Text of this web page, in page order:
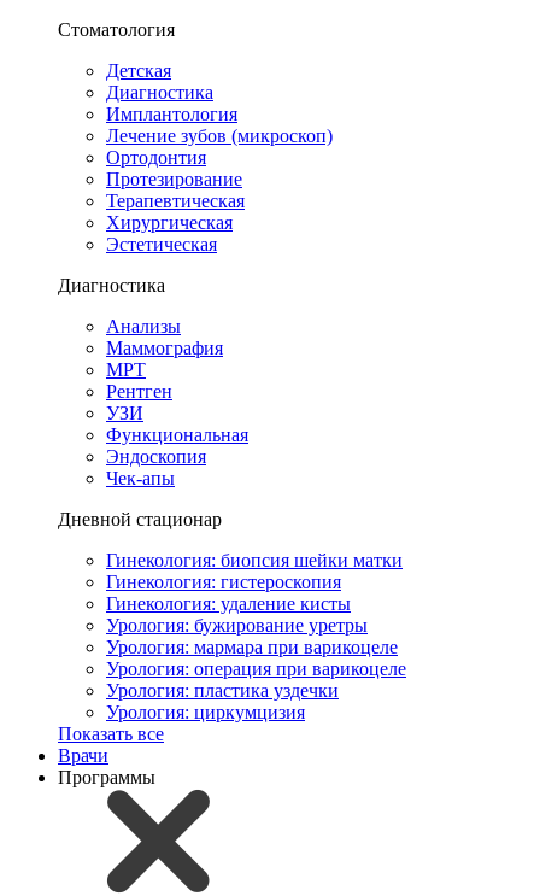
Стоматология
Детская
Диагностика
Имплантология
Лечение зубов (микроскоп)
Ортодонтия
Протезирование
Терапевтическая
Хирургическая
Эстетическая
Диагностика
Анализы
Маммография
МРТ
Рентген
УЗИ
Функциональная
Эндоскопия
Чек-апы
Дневной стационар
Гинекология: биопсия шейки матки
Гинекология: гистероскопия
Гинекология: удаление кисты
Урология: бужирование уретры
Урология: мармара при варикоцеле
Урология: операция при варикоцеле
Урология: пластика уздечки
Урология: циркумцизия
Показать все
Врачи
Программы